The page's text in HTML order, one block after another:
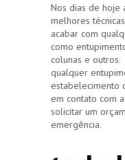
Nos dias de hoje
melhores
acabar com
como
colunas e
qualquer
estabelecimento
em contato com
solicitar um
emergência.